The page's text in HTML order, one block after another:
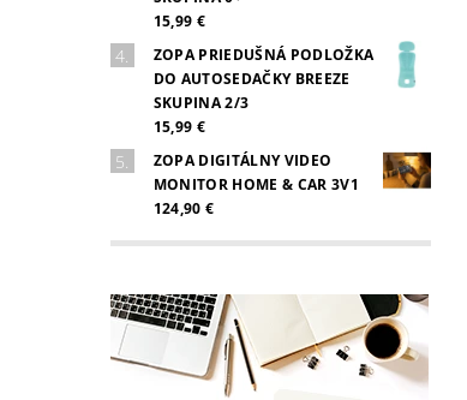
15,99 €
ZOPA PRIEDUŠNÁ PODLOŽKA
DO AUTOSEDAČKY BREEZE
SKUPINA 2/3
15,99 €
ZOPA DIGITÁLNY VIDEO
MONITOR HOME & CAR 3V1
124,90 €